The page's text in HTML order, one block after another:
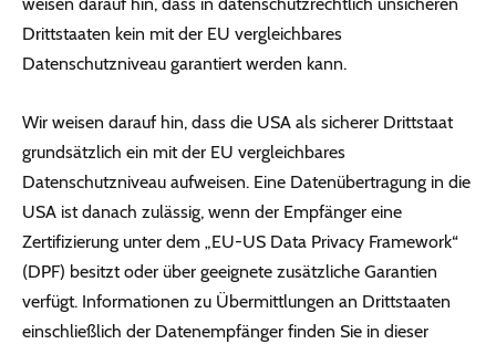
weisen darauf hin, dass in datenschutzrechtlich unsicheren
Drittstaaten kein mit der EU vergleichbares
Datenschutzniveau garantiert werden kann.
Wir weisen darauf hin, dass die USA als sicherer Drittstaat
grundsätzlich ein mit der EU vergleichbares
Datenschutzniveau aufweisen. Eine Datenübertragung in die
USA ist danach zulässig, wenn der Empfänger eine
Zertifizierung unter dem „EU-US Data Privacy Framework“
(DPF) besitzt oder über geeignete zusätzliche Garantien
verfügt. Informationen zu Übermittlungen an Drittstaaten
einschließlich der Datenempfänger finden Sie in dieser